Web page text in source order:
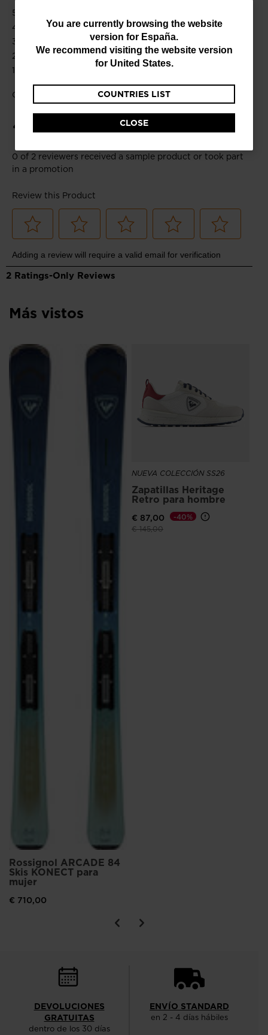
You
are
website
version
for
España
recommend
visiting
the
website
version
United
You are currently browsing the website
version for España.
We recommend visiting the website version
for United States.
COUNTRIES LIST
CLOSE
Más vistos
Rossignol ARCADE 84
Skis KONECT para
mujer
€ 710,00
NUEVA COLECCIÓN SS26
Zapatillas Heritage
Retro para hombre
€ 87,00
Precio reducido de
€ 145,00a
-40%
DEVOLUCIONES
GRATUITAS
dentro de los 30 días
ENVÍO STANDARD
en 2 - 4 días hábiles